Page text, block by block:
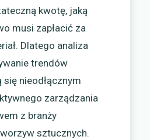
kwotę, jaką
musi zapłacić za
Dlatego analiza
trendów
nieodłącznym
zarządzania
z branży
sztucznych.